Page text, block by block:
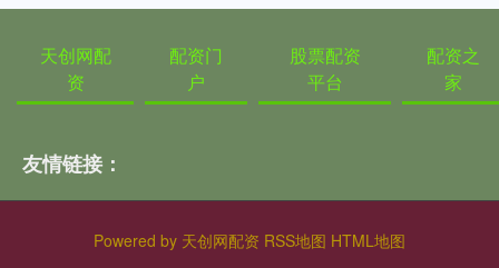
天创网配
资
配资门
户
股票配资
平台
配资之
家
友情链接：
Powered by 天创网配资 RSS地图 HTML地图